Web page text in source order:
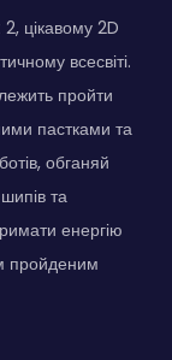
цікавому 2D
всесвіті.
пройти
пастками та
обганяй
та
енергію
пройденим